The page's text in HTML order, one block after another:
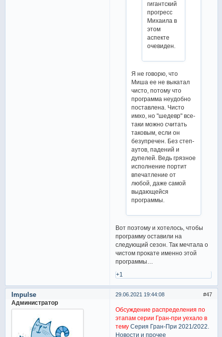
гигантский
прогресс
Михаила в
этом
аспекте
очевиден.
Я не говорю, что
Миша ее не выкатал
чисто, потому что
программа неудобно
поставлена. Чисто
имхо, но "шедевр" все-
таки можно считать
таковым, если он
безупречен. Без степ-
аутов, падений и
дупелей. Ведь грязное
исполнение портит
впечатление от
любой, даже самой
выдающейся
программы.
Вот поэтому и хотелось, чтобы
программу оставили на
следующий сезон. Так мечтала о
чистом прокате именно этой
программы…
+1
47
29.06.2021 19:44:08
Impulse
Администратор
Обсуждение распределения по
этапам серии Гран-при уехало в
темуСерия Гран-При 2021/2022.
Новости и прочее